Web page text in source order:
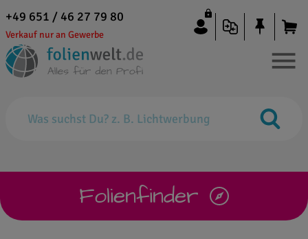
+49 651 / 46 27 79 80
Verkauf nur an Gewerbe
Folienfinder